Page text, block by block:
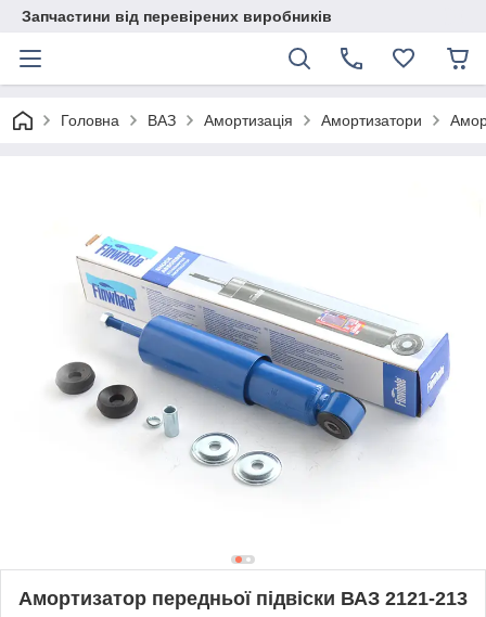
Запчастини від перевірених виробників
Головна ВАЗ Амортизація Амортизатори
Амортизатор передньої підвіски ВАЗ 2121-213